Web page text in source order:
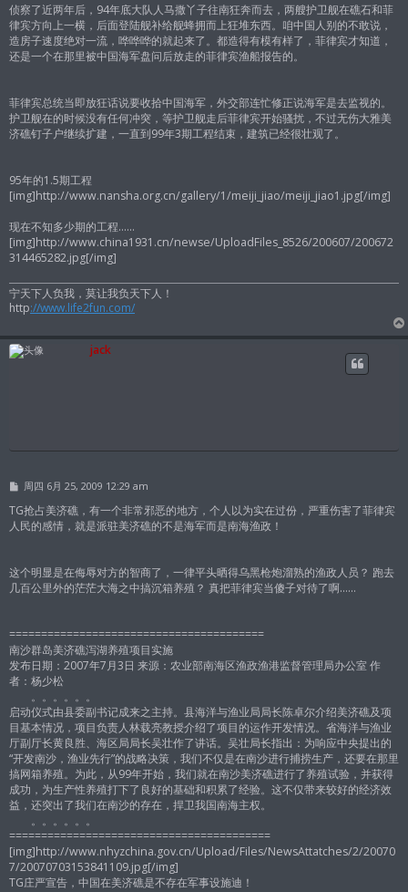
侦察了近两年后，94年底大队人马撒丫子往南狂奔而去，两艘护卫舰在礁石和菲
律宾方向上一横，后面登陆舰补给舰蜂拥而上狂堆东西。咱中国人别的不敢说，
造房子速度绝对一流，哗哗哗的就起来了。都造得有模有样了，菲律宾才知道，
还是一个在那里被中国海军盘问后放走的菲律宾渔船报告的。
菲律宾总统当即放狂话说要收拾中国海军，外交部连忙修正说海军是去监视的。
护卫舰在的时候没有任何冲突，等护卫舰走后菲律宾开始骚扰，不过无伤大雅美
济礁钉子户继续扩建，一直到99年3期工程结束，建筑已经很壮观了。
95年的1.5期工程
[img]http://www.nansha.org.cn/gallery/1/meiji_jiao/meiji_jiao1.jpg[/img]
现在不知多少期的工程……
[img]http://www.china1931.cn/newse/UploadFiles_8526/200607/200672
314465282.jpg[/img]
宁天下人负我，莫让我负天下人！
http://www.life2fun.com/
jack
帖
周四 6月 25, 2009 12:29 am
TG抢占美济礁，有一个非常邪恶的地方，个人以为实在过份，严重伤害了菲律宾
人民的感情，就是派驻美济礁的不是海军而是南海渔政！
这个明显是在侮辱对方的智商了，一律平头晒得乌黑枪炮溜熟的渔政人员？ 跑去
几百公里外的茫茫大海之中搞沉箱养殖？ 真把菲律宾当傻子对待了啊……
========================================
南沙群岛美济礁泻湖养殖项目实施
发布日期：2007年7月3日 来源：农业部南海区渔政渔港监督管理局办公室 作
者：杨少松
。。。。。。
启动仪式由县委副书记成来之主持。县海洋与渔业局局长陈卓尔介绍美济礁及项
目基本情况，项目负责人林载亮教授介绍了项目的运作开发情况。省海洋与渔业
厅副厅长黄良胜、海区局局长吴壮作了讲话。吴壮局长指出：为响应中央提出的
“开发南沙，渔业先行”的战略决策，我们不仅是在南沙进行捕捞生产，还要在那里
搞网箱养殖。为此，从99年开始，我们就在南沙美济礁进行了养殖试验，并获得
成功，为生产性养殖打下了良好的基础和积累了经验。这不仅带来较好的经济效
益，还突出了我们在南沙的存在，捍卫我国南海主权。
。。。。。。
=========================================
[img]http://www.nhyzchina.gov.cn/Upload/Files/NewsAttatches/2/20070
7/20070703153841109.jpg[/img]
TG庄严宣告，中国在美济礁是不存在军事设施迪！